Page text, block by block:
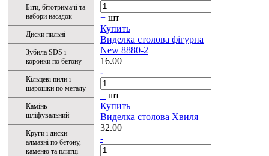
Біти, бітотримачі та
набори насадок
Диски пильні
Зубила SDS і
коронки по бетону
Кільцеві пили і
шарошки по металу
Камінь
шліфувальний
Круги і диски
алмазні по бетону,
каменю та плитці
+ шт
Купить
Виделка столова фігурна
New 8880-2
16.00
-
+ шт
Купить
Виделка столова Хвиля
32.00
-